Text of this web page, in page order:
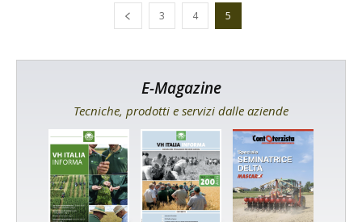
3 4 5
E-Magazine
Tecniche, prodotti e servizi dalle aziende